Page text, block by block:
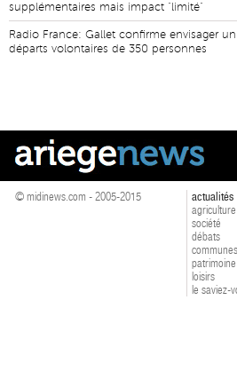
supplémentaires mais impact "limité"
Radio France: Gallet confirme envisager
départs volontaires de 350 personnes
© midinews.com - 2005-2015
actualités
agriculture
société
débats
communes
patrimoine
loisirs
le saviez-